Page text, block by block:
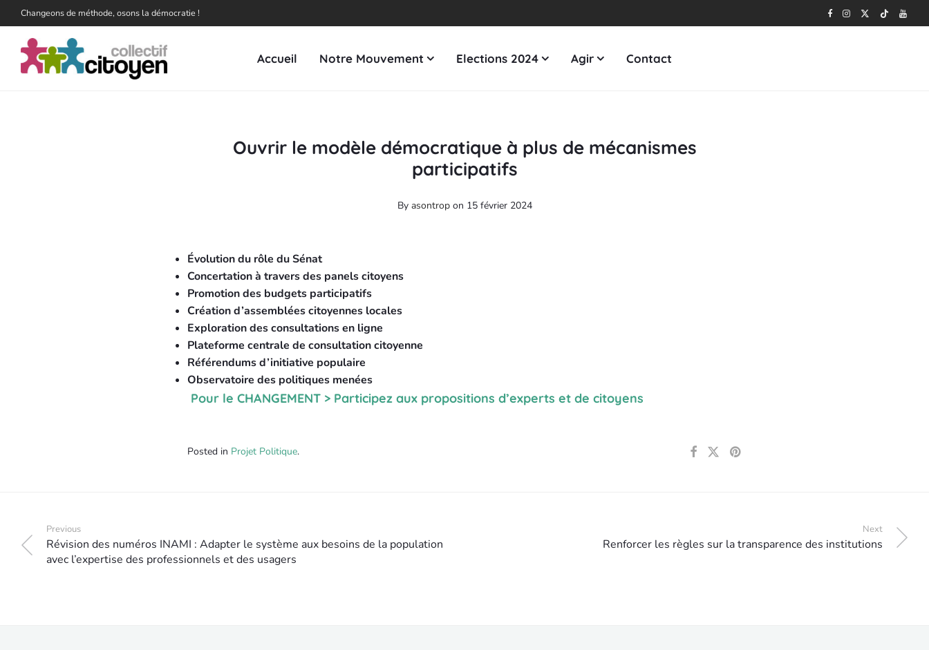
Changeons de méthode, osons la démocratie !
Accueil Notre Mouvement Elections 2024 Agir Contact
Ouvrir le modèle démocratique à plus de mécanismes
participatifs
By asontrop on 15 février 2024
Évolution du rôle du Sénat
Concertation à travers des panels citoyens
Promotion des budgets participatifs
Création d’assemblées citoyennes locales
Exploration des consultations en ligne
Plateforme centrale de consultation citoyenne
Référendums d’initiative populaire
Observatoire des politiques menées
Pour le CHANGEMENT > Participez aux propositions d’experts et de citoyens
Posted in Projet Politique.
Previous
Révision des numéros INAMI : Adapter le système aux besoins de la population
avec l’expertise des professionnels et des usagers
Next
Renforcer les règles sur la transparence des institutions